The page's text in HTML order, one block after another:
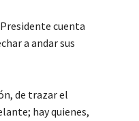
cuenta
a andar sus
de trazar el
hay quienes,